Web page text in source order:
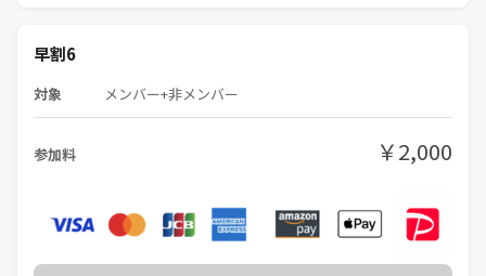
早割6
対象 メンバー+非メンバー
参加料 ￥2,000